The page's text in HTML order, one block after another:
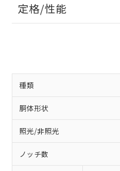
定格/性能
種類
胴体形状
照光/非照光
ノッチ数